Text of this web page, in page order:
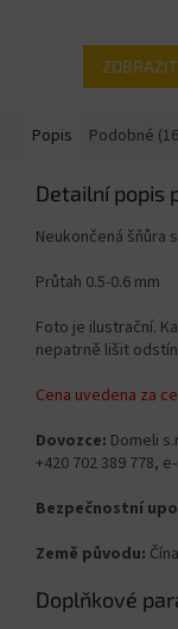
Popis Podobné
Detailní popis
Neukončená šňůra
Průtah 0.5-0.6 mm
Foto je ilustrační.
nepatrně lišit
Cena uvedena za
Dovozce: Domeli
+420 702 389 778,
Bezpečnostní
Země původu: Čína
Doplňkové